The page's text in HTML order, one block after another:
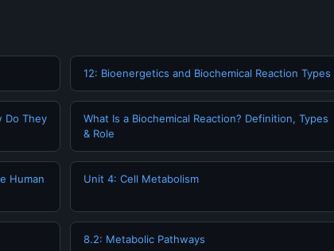
12: Bioenergetics and Biochemical Reaction Types
Do They
What Is a Biochemical Reaction? Definition, Types
& Role
Human
Unit 4: Cell Metabolism
8.2: Metabolic Pathways